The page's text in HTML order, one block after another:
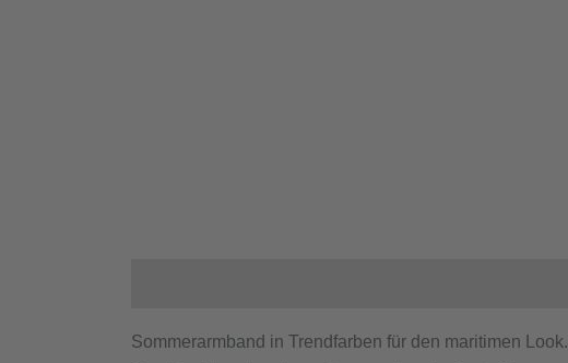
Sommerarmband in Trendfarben für den maritimen Look.